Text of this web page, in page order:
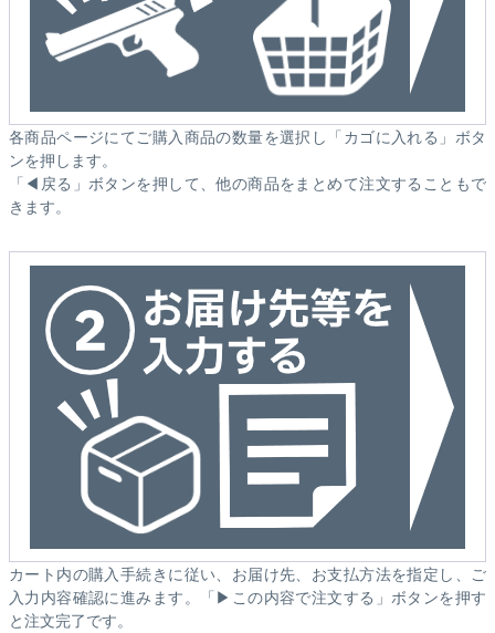
各商品ページにてご購入商品の数量を選択し「カゴに入れる」ボタ
ンを押します。
「◀戻る」ボタンを押して、他の商品をまとめて注文することもで
きます。
カート内の購入手続きに従い、お届け先、お支払方法を指定し、ご
入力内容確認に進みます。「▶この内容で注文する」ボタンを押す
と注文完了です。